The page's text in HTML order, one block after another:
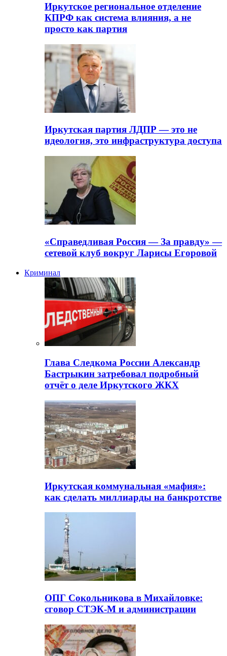
Иркутское региональное отделение
КПРФ как система влияния, а не
просто как партия
Иркутская партия ЛДПР — это не
идеология, это инфраструктура доступа
«Справедливая Россия — За правду» —
сетевой клуб вокруг Ларисы Егоровой
Криминал
Глава Следкома России Александр
Бастрыкин затребовал подробный
отчёт о деле Иркутского ЖКХ
Иркутская коммунальная «мафия»:
как сделать миллиарды на банкротстве
ОПГ Сокольникова в Михайловке:
сговор СТЭК-М и администрации